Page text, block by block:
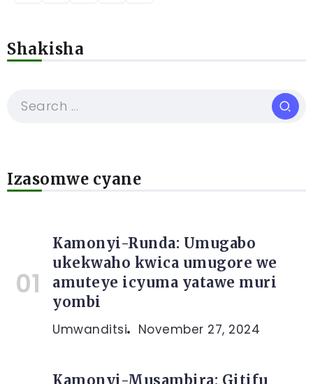
Shakisha
Izasomwe cyane
Kamonyi-Runda: Umugabo
ukekwaho kwica umugore we
amuteye icyuma yatawe muri
yombi
Umwanditsi November 27, 2024
Kamonyi-Musambira: Gitifu